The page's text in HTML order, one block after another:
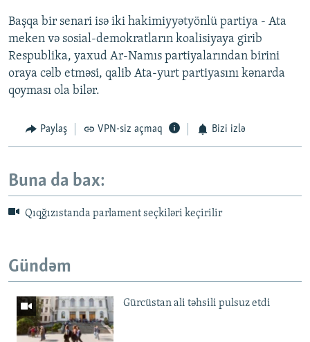
Başqa bir senari isə iki hakimiyyətyönlü partiya - Ata
meken və sosial-demokratların koalisiyaya girib
Respublika, yaxud Ar-Namıs partiyalarından birini
oraya cəlb etməsi, qalib Ata-yurt partiyasını kənarda
qoyması ola bilər.
Paylaş VPN-siz açmaq Bizi izlə
Buna da bax:
Qıqğızıstanda parlament seçkiləri keçirilir
Gündəm
Gürcüstan ali təhsili pulsuz etdi